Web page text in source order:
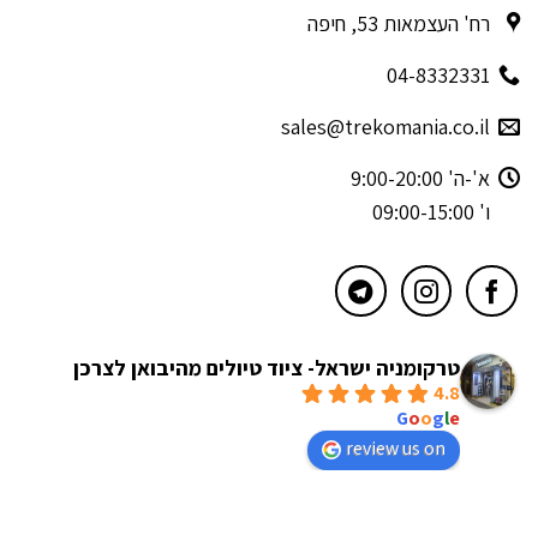
רח' העצמאות 53, חיפה
04-8332331
sales@trekomania.co.il
א'-ה' 9:00-20:00
ו' 09:00-15:00
טרקומניה ישראל- ציוד טיולים מהיבואן לצרכן
4.8
Google
review us on